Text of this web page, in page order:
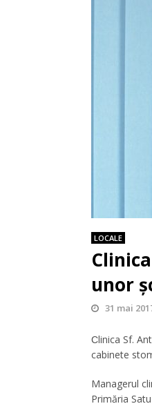
LOCALE
unor
31 mai
Clinica Sf.
cabinete
Managerul
Primăria